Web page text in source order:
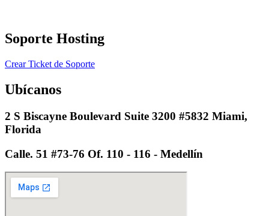
Soporte Hosting​
Crear Ticket de Soporte
Ubícanos
2 S Biscayne Boulevard Suite 3200 #5832 Miami,
Florida
Calle. 51 #73-76 Of. 110 - 116 - Medellín